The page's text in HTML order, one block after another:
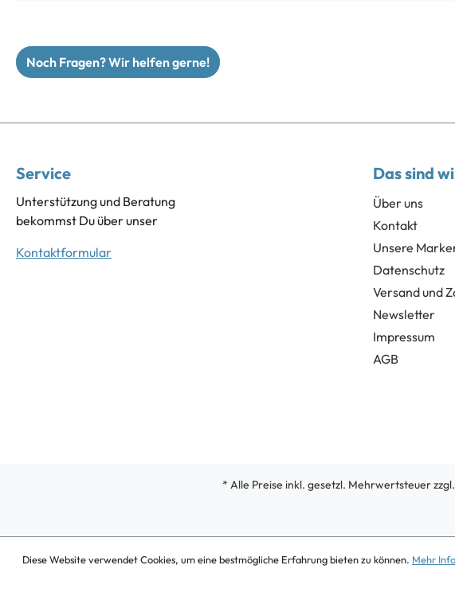
Noch Fragen? Wir helfen gerne!
Service
Unterstützung und Beratung
bekommst Du über unser
Kontaktformular
Das sind
Über uns
Kontakt
Unsere
Datenschutz
Versand und
Newsletter
Impressum
AGB
* Alle Preise inkl. gesetzl. Mehrwertsteuer zzgl.
Diese Website verwendet Cookies, um eine bestmögliche Erfahrung bieten zu können. Mehr